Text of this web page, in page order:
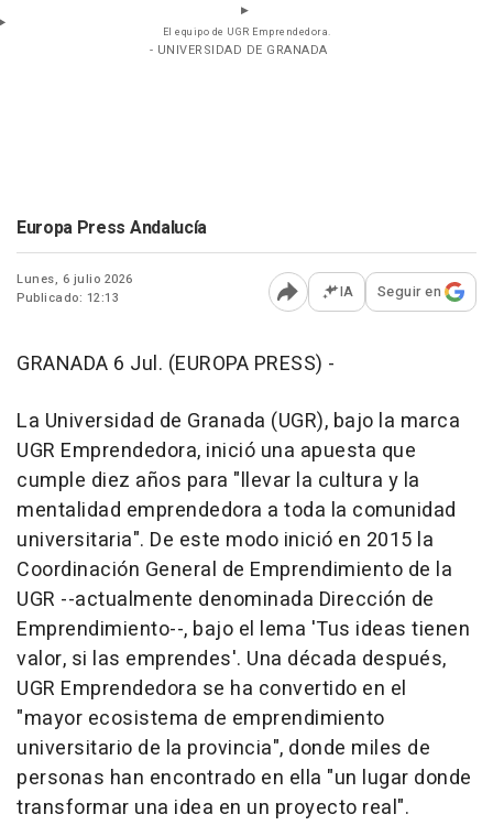
El equipo de UGR Emprendedora.
- UNIVERSIDAD DE GRANADA
Europa Press Andalucía
Lunes, 6 julio 2026
Publicado: 12:13
Abrir opciones para
IA Seguir en
GRANADA 6 Jul. (EUROPA PRESS) -
La Universidad de Granada (UGR), bajo la marca
UGR Emprendedora, inició una apuesta que
cumple diez años para "llevar la cultura y la
mentalidad emprendedora a toda la comunidad
universitaria". De este modo inició en 2015 la
Coordinación General de Emprendimiento de la
UGR --actualmente denominada Dirección de
Emprendimiento--, bajo el lema 'Tus ideas tienen
valor, si las emprendes'. Una década después,
UGR Emprendedora se ha convertido en el
"mayor ecosistema de emprendimiento
universitario de la provincia", donde miles de
personas han encontrado en ella "un lugar donde
transformar una idea en un proyecto real".